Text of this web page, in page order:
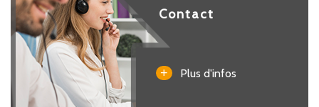
Contact
+ Plus d'infos